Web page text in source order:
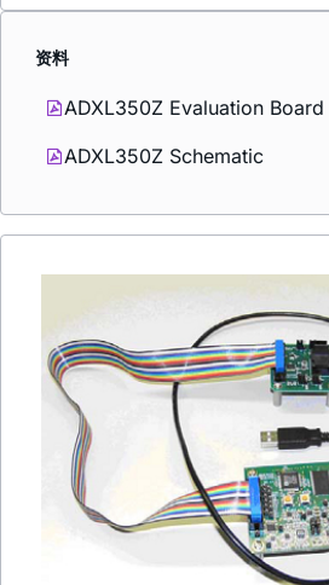
资料
ADXL350Z Evaluation
ADXL350Z Schematic